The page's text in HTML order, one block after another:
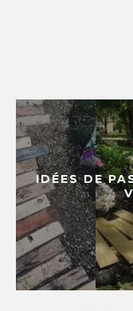
IDÉES DE